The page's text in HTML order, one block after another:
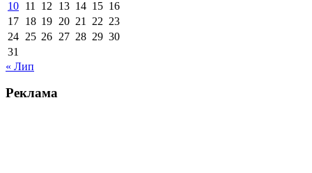
10 11 12 13 14 15 16
17 18 19 20 21 22 23
24 25 26 27 28 29 30
31
« Лип
Реклама